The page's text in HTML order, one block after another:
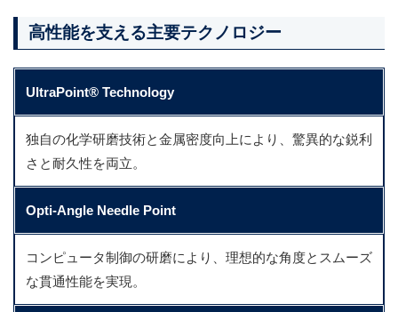
高性能を支える主要テクノロジー
UltraPoint® Technology
独自の化学研磨技術と金属密度向上により、驚異的な鋭利
さと耐久性を両立。
Opti-Angle Needle Point
コンピュータ制御の研磨により、理想的な角度とスムーズ
な貫通性能を実現。